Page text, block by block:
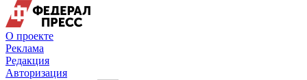
О проекте
Реклама
Редакция
Авторизация